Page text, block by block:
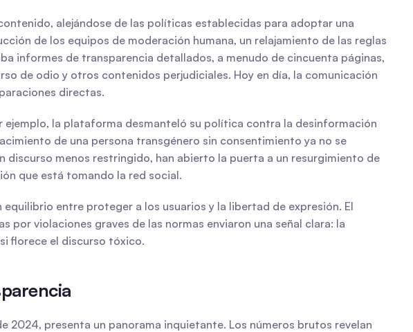
alejándose de las políticas establecidas para adoptar una
de los equipos de moderación humana, un relajamiento de las reglas
informes de transparencia detallados, a menudo de cincuenta páginas,
de odio y otros contenidos perjudiciales. Hoy en día, la comunicación
directas.
la plataforma desmanteló su política contra la desinformación
de una persona transgénero sin consentimiento ya no se
menos restringido, han abierto la puerta a un resurgimiento de
que está tomando la red social.
entre proteger a los usuarios y la libertad de expresión. El
violaciones graves de las normas enviaron una señal clara: la
florece el discurso tóxico.
2024, presenta un panorama inquietante. Los números brutos revelan